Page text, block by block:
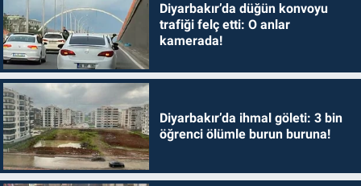
Diyarbakır’da düğün konvoyu
trafiği felç etti: O anlar
kamerada!
Diyarbakır’da ihmal göleti: 3 bin
öğrenci ölümle burun buruna!